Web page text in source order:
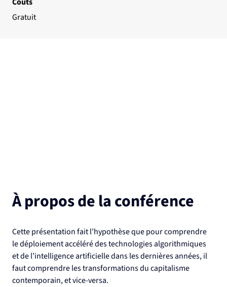
Gratuit
À propos de la conférence
Cette présentation fait l’hypothèse que pour comprendre
le déploiement accéléré des technologies algorithmiques
et de l’intelligence artificielle dans les dernières années, il
faut comprendre les transformations du capitalisme
contemporain, et vice-versa.